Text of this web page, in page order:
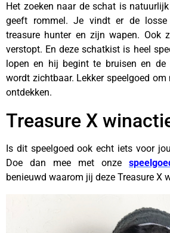
Het zoeken naar de schat is
geeft rommel. Je vindt er de losse
treasure hunter en zijn wapen. Ook
verstopt. En deze schatkist is heel
lopen en hij begint te bruisen en
wordt zichtbaar. Lekker speelgoed om
ontdekken.
Treasure X
Is dit speelgoed ook echt iets voor
Doe dan mee met onze
benieuwd waarom jij deze Treasure X